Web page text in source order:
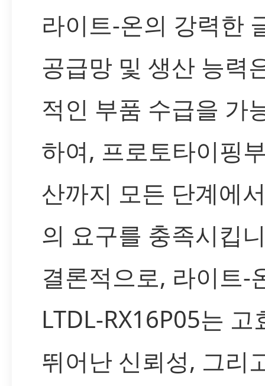
라이트-온의 강력한
공급망 및 생산 능력
적인 부품 수급을 가
하여, 프로토타이핑
산까지 모든 단계에
의 요구를 충족시킵
결론적으로, 라이트-
LTDL-RX16P05는 고
뛰어난 신뢰성, 그리